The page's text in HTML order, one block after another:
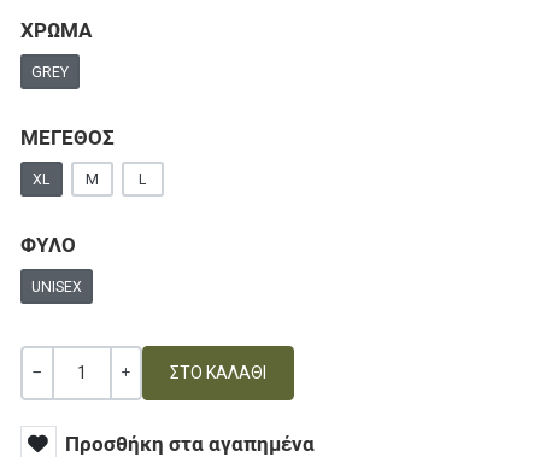
ΧΡΩΜΑ
GREY
ΜΕΓΕΘΟΣ
XL M L
ΦΥΛΟ
UNISEX
Ποσότητα
Προσθήκη στα αγαπημένα